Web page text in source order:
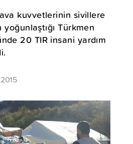
kuvvetlerinin sivillere
yoğunlaştığı Türkmen
20 TIR insani yardım